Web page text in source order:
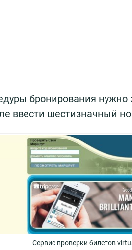
бронирования нужно
ввести шестизначный
Сервис проверки билетов